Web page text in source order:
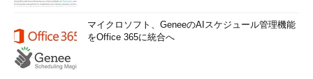
「net start windows management instrumentation」ではなく、
「net start "windows management instrumentation"」としない
と、エラーになってしまう（実際には「エラーです」とはいわず
に、単にnet startコマンドのヘルプが表示されるだけなので、一
マイクロソフト、GeneeのAIスケジュール管理機能
をOffice 365に統合へ